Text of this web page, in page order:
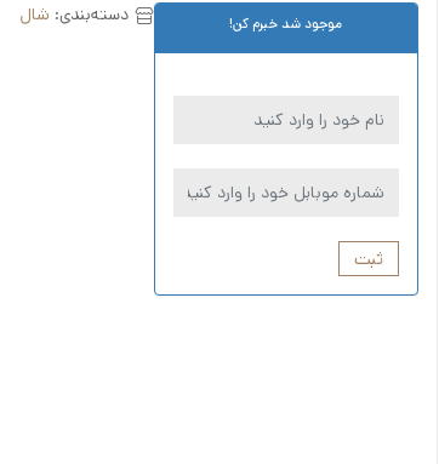
موجود شد خبرم کن!
ثبت
دسته‌بندی: شال